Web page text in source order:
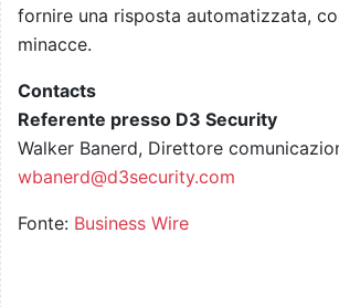
fornire una risposta automatizzata,
minacce.
Contacts
Referente presso D3 Security
Walker Banerd, Direttore
wbanerd@d3security.com
Fonte: Business Wire